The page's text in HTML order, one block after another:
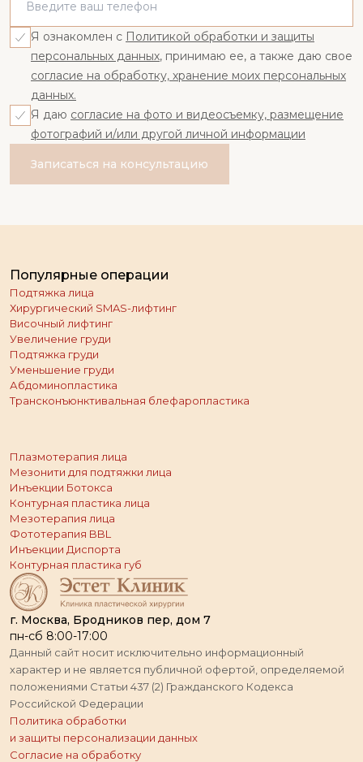
Я ознакомлен с Политикой обработки и защиты
персональных данных, принимаю ее, а также даю свое
согласие на обработку, хранение моих персональных
данных.
Я даю согласие на фото и видеосъемку, размещение
фотографий и/или другой личной информации
Записаться на консультацию
г. Москва, Бродников пер, дом 7
пн-сб 8:00-17:00
Данный сайт носит исключительно информационный
характер и не является публичной офертой, определяемой
положениями Статьи 437 (2) Гражданского Кодекса
Российской Федерации
Политика обработки
и защиты персонализации данных
Согласие на обработку
Популярные операции
Подтяжка лица
Хирургический SMAS-лифтинг
Височный лифтинг
Увеличение груди
Подтяжка груди
Уменьшение груди
Абдоминопластика
Трансконъюнктивальная блефаропластика
Плазмотерапия лица
Мезонити для подтяжки лица
Инъекции Ботокса
Контурная пластика лица
Мезотерапия лица
Фототерапия BBL
Инъекции Диспорта
Контурная пластика губ